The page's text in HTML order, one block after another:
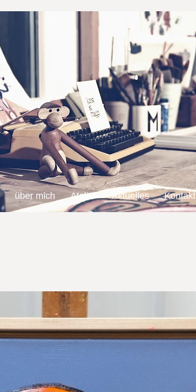
über mich Atelier Aktuelles Kontakt